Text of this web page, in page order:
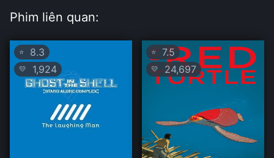
Phim liên quan:
⭐ 8.3
💛 1,924
⭐7.5
💛24,697